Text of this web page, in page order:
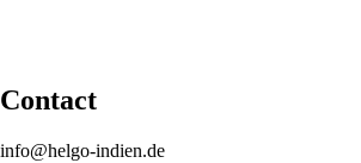
Contact
info@helgo-indien.de